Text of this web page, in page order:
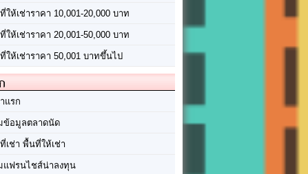
ให้เช่าราคา 10,001-20,000 บาท
ให้เช่าราคา 20,001-50,000 บาท
ให้เช่าราคา 50,001 บาทขึ้นไป
แรก
ข้อมูลตลาดนัด
เช่า พื้นที่ให้เช่า
แฟรนไชส์น่าลงทุน